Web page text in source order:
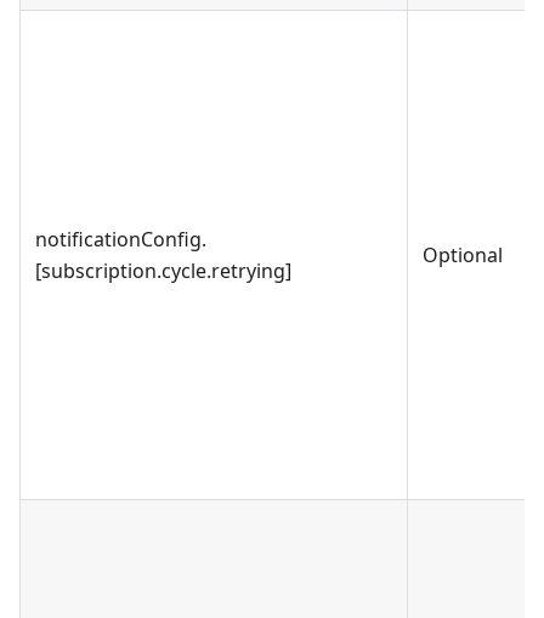
notificationConfig.
[subscription.cycle.retrying]
Optional